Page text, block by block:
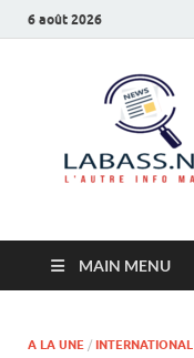
6 août 2026
MAIN MENU
A LA UNE / INTERNATIONAL